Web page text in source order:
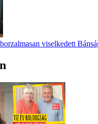
viselkedett